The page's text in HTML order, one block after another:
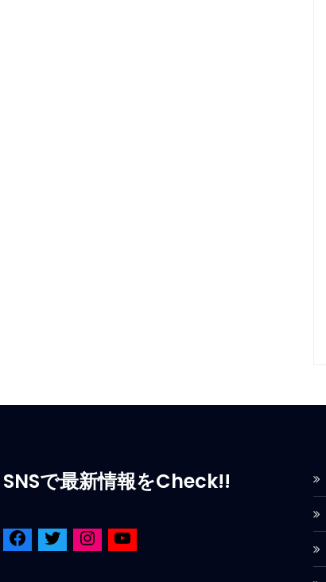
SNSで最新情報をCheck!!